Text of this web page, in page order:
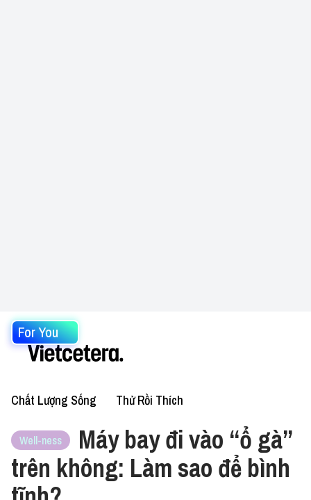
For You
Chất Lượng Sống Thử Rồi Thích
Well-ness
Máy bay đi vào “ổ gà”
trên không: Làm sao để bình